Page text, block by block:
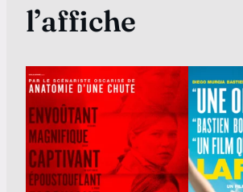
l’affiche